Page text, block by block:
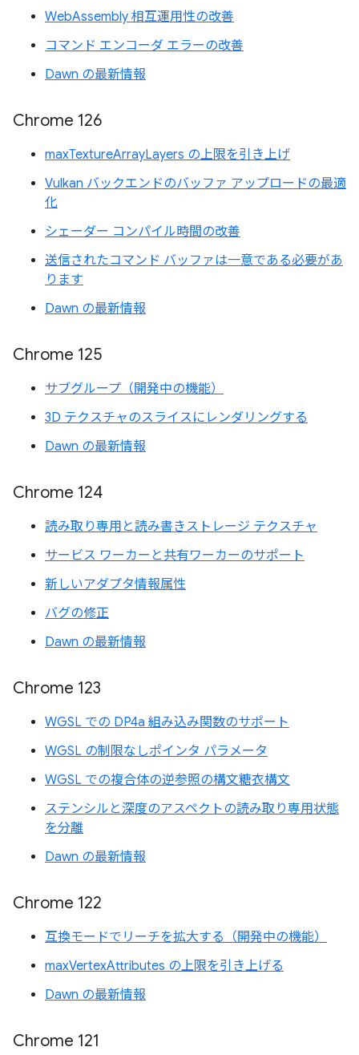
WebAssembly 相互運用性の改善
コマンド エンコーダ エラーの改善
Dawn の最新情報
Chrome 126
maxTextureArrayLayers の上限を引き上げ
Vulkan バックエンドのバッファ アップロードの最適
化
シェーダー コンパイル時間の改善
送信されたコマンド バッファは一意である必要があ
ります
Dawn の最新情報
Chrome 125
サブグループ（開発中の機能）
3D テクスチャのスライスにレンダリングする
Dawn の最新情報
Chrome 124
読み取り専用と読み書きストレージ テクスチャ
サービス ワーカーと共有ワーカーのサポート
新しいアダプタ情報属性
バグの修正
Dawn の最新情報
Chrome 123
WGSL での DP4a 組み込み関数のサポート
WGSL の制限なしポインタ パラメータ
WGSL での複合体の逆参照の構文糖衣構文
ステンシルと深度のアスペクトの読み取り専用状態
を分離
Dawn の最新情報
Chrome 122
互換モードでリーチを拡大する（開発中の機能）
maxVertexAttributes の上限を引き上げる
Dawn の最新情報
Chrome 121